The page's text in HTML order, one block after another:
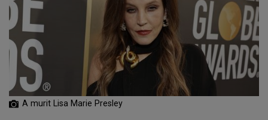
A murit Lisa Marie Presley